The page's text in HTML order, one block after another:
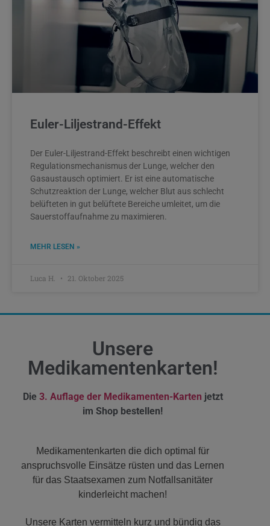
Euler-Liljestrand-Effekt
Der Euler-Liljestrand-Effekt beschreibt einen wichtigen
Regulationsmechanismus der Lunge, welcher den
Gasaustausch optimiert. Er ist eine automatische
Schutzreaktion der Lunge, welcher Blut aus schlecht
belüfteten in gut belüftete Bereiche umleitet, um die
Sauerstoffaufnahme zu maximieren.
MEHR LESEN »
Luca H. 21. Oktober 2025
Unsere
Medikamentenkarten!
Die 3. Auflage der Medikamenten-Karten jetzt
im Shop bestellen!
Medikamentenkarten die dich optimal für
anspruchsvolle Einsätze rüsten und das Lernen
für das Staatsexamen zum Notfallsanitäter
kinderleicht machen!
Unsere Karten vermitteln kurz und bündig das